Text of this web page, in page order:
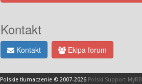
Kontakt
Kontakt Ekipa forum
Polskie tłumaczenie © 2007-2026 Polski Support MyBB